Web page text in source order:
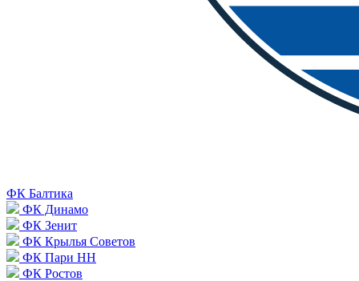
ФК Балтика
ФК Динамо
ФК Зенит
ФК Крылья Советов
ФК Пари НН
ФК Ростов